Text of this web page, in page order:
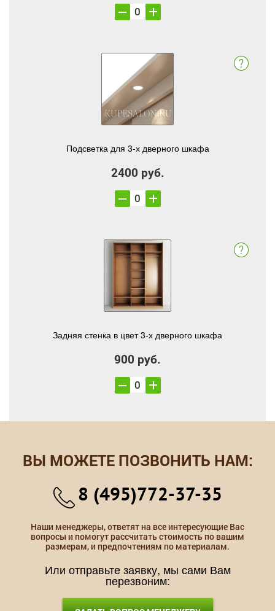
Подсветка для 3-х дверного шкафа
2400 руб.
Задняя стенка в цвет 3-х дверного шкафа
900 руб.
ВЫ МОЖЕТЕ ПОЗВОНИТЬ НАМ:
8 (495)772-37-35
Наши менеджеры, ответят на все интересующие Вас
вопросы и помогут рассчитать стоимость по вашим
размерам, и предпочтениям по материалам.
Или отправьте заявку, мы сами Вам
перезвоним: